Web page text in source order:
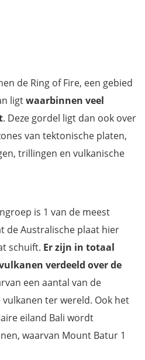
Mount Batur
Batur te bezoeken?
op de kaart?
favoriete hostels & hotels
een Mount Batur beklimmen
bezoek aan Mount Batur
de Ring of Fire, een gebied
ligtwaarbinnen veel
. Deze gordel ligt dan ook over
van tektonische platen,
trillingen en vulkanische
is 1 van de meest
de Australische plaat hier
schuift. Er zijn in totaal
verdeeld over de
een aantal van de
ter wereld. Ook het
eiland Bali wordt
waarvan Mount Batur 1